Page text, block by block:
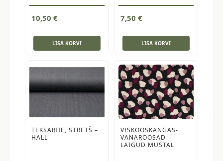
10,50 €
LISA KORVI
7,50 €
LISA KORVI
TEKSARIIE, STRETŠ –
HALL
VISKOOSKANGAS-
VANAROOSAD
LAIGUD MUSTAL